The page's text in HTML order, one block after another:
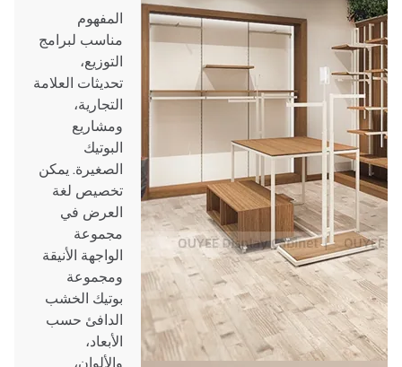
المفهوم
مناسب لبرامج
التوزيع،
تحديثات العلامة
التجارية،
ومشاريع
البوتيك
الصغيرة. يمكن
تخصيص لغة
العرض في
مجموعة
الواجهة الأنيقة
ومجموعة
بوتيك الخشب
الدافئ حسب
الأبعاد،
والألوان،